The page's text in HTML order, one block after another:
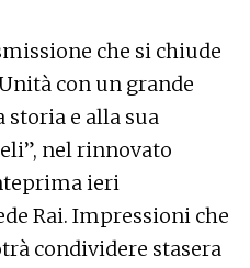
che si chiude
con un grande
storia e alla sua
nel rinnovato
ieri
Rai. Impressioni che
condividere stasera